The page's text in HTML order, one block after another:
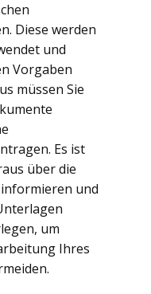
Diese werden
und
Vorgaben
müssen Sie
Es ist
über die
und
um
Ihres